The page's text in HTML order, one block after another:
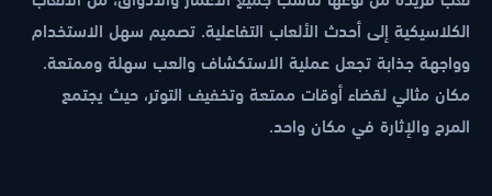
الكلاسيكية إلى أحدث الألعاب التفاعلية. تصميم سهل الاستخدام
وواجهة جذابة تجعل عملية الاستكشاف والعب سهلة وممتعة.
مكان مثالي لقضاء أوقات ممتعة وتخفيف التوتر، حيث يجتمع
المرح والإثارة في مكان واحد.